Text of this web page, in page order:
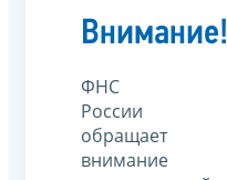
Внимание!
ФНС
России
обращает
внимание